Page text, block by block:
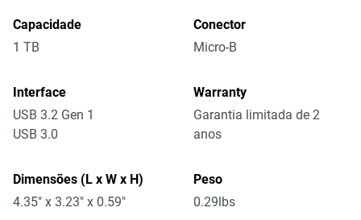
Capacidade
1 TB
Conector
Micro-B
Interface
USB 3.2 Gen 1
USB 3.0
Warranty
Garantia limitada de 2
anos
Dimensões (L x W x H)
4.35" x 3.23" x 0.59"
Peso
0.29lbs